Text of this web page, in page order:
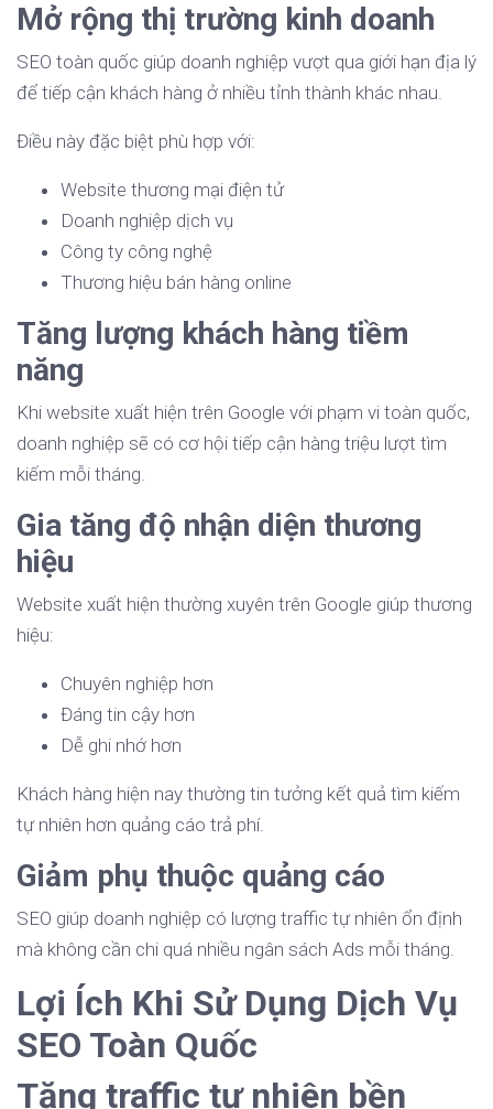
Mở rộng thị trường kinh doanh
SEO toàn quốc giúp doanh nghiệp vượt qua giới hạn địa lý
để tiếp cận khách hàng ở nhiều tỉnh thành khác nhau.
Điều này đặc biệt phù hợp với:
Website thương mại điện tử
Doanh nghiệp dịch vụ
Công ty công nghệ
Thương hiệu bán hàng online
Tăng lượng khách hàng tiềm
năng
Khi website xuất hiện trên Google với phạm vi toàn quốc,
doanh nghiệp sẽ có cơ hội tiếp cận hàng triệu lượt tìm
kiếm mỗi tháng.
Gia tăng độ nhận diện thương
hiệu
Website xuất hiện thường xuyên trên Google giúp thương
hiệu:
Chuyên nghiệp hơn
Đáng tin cậy hơn
Dễ ghi nhớ hơn
Khách hàng hiện nay thường tin tưởng kết quả tìm kiếm
tự nhiên hơn quảng cáo trả phí.
Giảm phụ thuộc quảng cáo
SEO giúp doanh nghiệp có lượng traffic tự nhiên ổn định
mà không cần chi quá nhiều ngân sách Ads mỗi tháng.
Lợi Ích Khi Sử Dụng Dịch Vụ
SEO Toàn Quốc
Tăng traffic tự nhiên bền